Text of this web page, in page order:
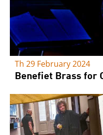
Th 29 February 2024
Benefiet Brass for